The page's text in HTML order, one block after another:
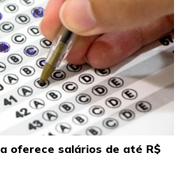
oferece salários de até R$